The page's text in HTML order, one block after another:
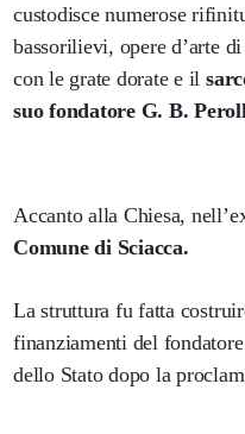
custodisce numerose
bassorilievi, opere d’arte
con le grate dorate e il
suo fondatore G. B.
Accanto alla Chiesa,
Comune di Sciacca.
La struttura fu fatta
finanziamenti del
dello Stato dopo la